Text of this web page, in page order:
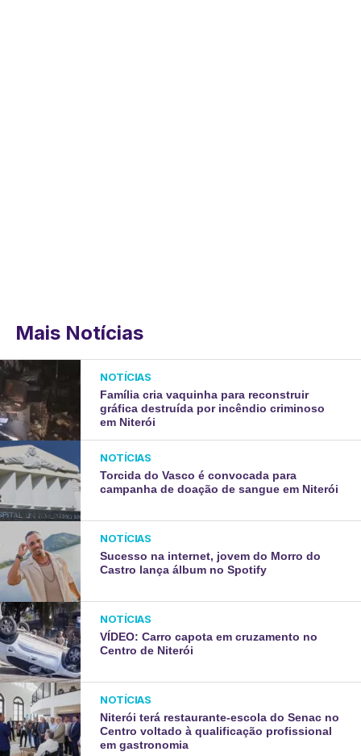
Mais Notícias
NOTÍCIAS
Família cria vaquinha para reconstruir
gráfica destruída por incêndio criminoso
em Niterói
NOTÍCIAS
Torcida do Vasco é convocada para
campanha de doação de sangue em Niterói
NOTÍCIAS
Sucesso na internet, jovem do Morro do
Castro lança álbum no Spotify
NOTÍCIAS
VÍDEO: Carro capota em cruzamento no
Centro de Niterói
NOTÍCIAS
Niterói terá restaurante-escola do Senac no
Centro voltado à qualificação profissional
em gastronomia